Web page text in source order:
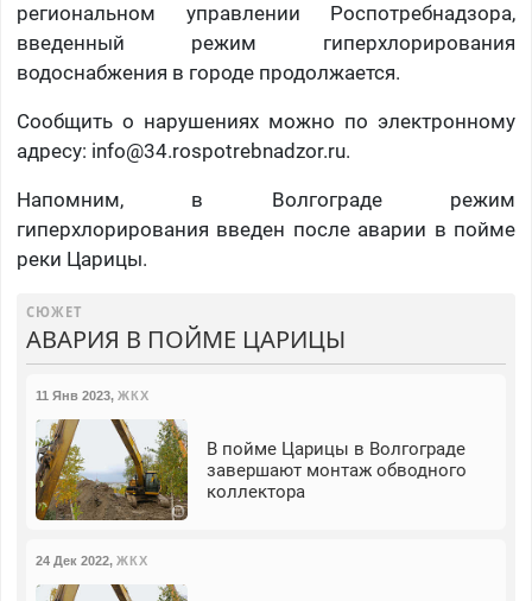
региональном управлении Роспотребнадзора,
введенный режим гиперхлорирования
водоснабжения в городе продолжается.
Сообщить о нарушениях можно по электронному
адресу: info@34.rospotrebnadzor.ru.
Напомним, в Волгограде режим
гиперхлорирования введен после аварии в пойме
реки Царицы.
СЮЖЕТ
АВАРИЯ В ПОЙМЕ ЦАРИЦЫ
11 Янв 2023, ЖКХ
В пойме Царицы в Волгограде
завершают монтаж обводного
коллектора
24 Дек 2022, ЖКХ